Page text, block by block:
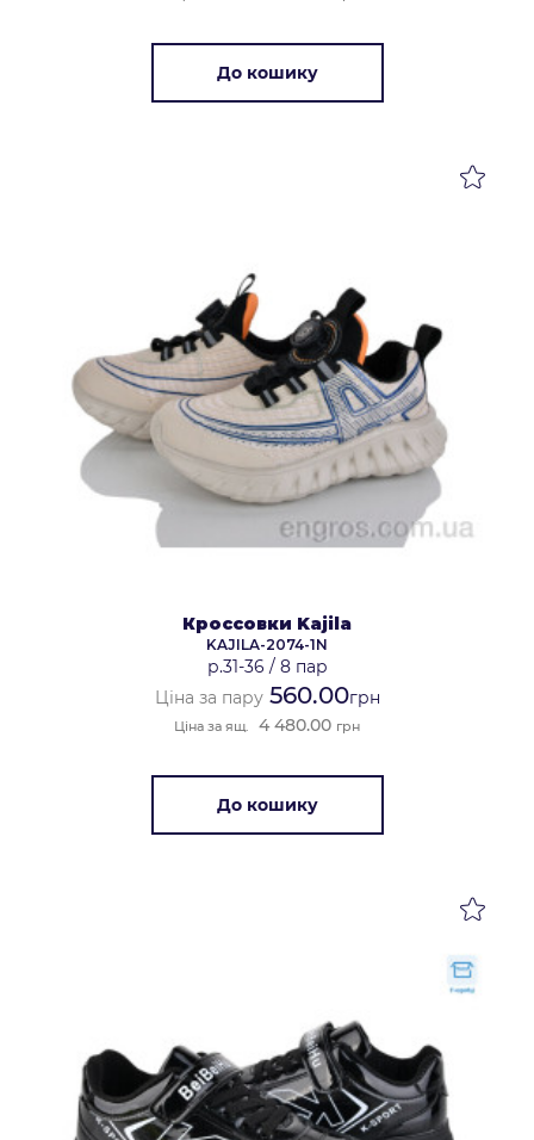
До кошику
Кроссовки Kajila
KAJILA-2074-1N
р.31-36 / 8 пар
Ціна за пару560.00грн
Ціна за ящ. 4 480.00 грн
До кошику